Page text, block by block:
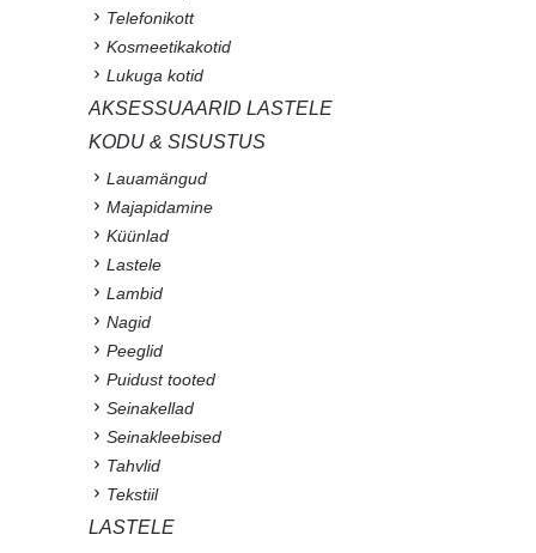
Telefonikott
Kosmeetikakotid
Lukuga kotid
AKSESSUAARID LASTELE
KODU & SISUSTUS
Lauamängud
Majapidamine
Küünlad
Lastele
Lambid
Nagid
Peeglid
Puidust tooted
Seinakellad
Seinakleebised
Tahvlid
Tekstiil
LASTELE